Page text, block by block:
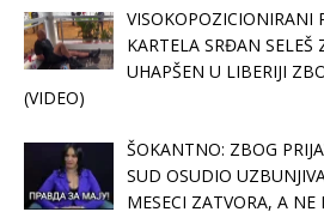
VISOKOPOZICIONIRANI
KARTELA SRĐAN SELEŠ
UHAPŠEN U LIBERIJI
(VIDEO)
ŠOKANTNO: ZBOG
SUD OSUDIO
MESECI ZATVORA, A NE